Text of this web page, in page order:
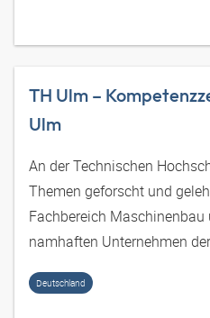
TH Ulm –
Ulm
An der Technischen
Themen geforscht und
Fachbereich
namhaften Unternehmen
optimale Verbindung von
Deutschland